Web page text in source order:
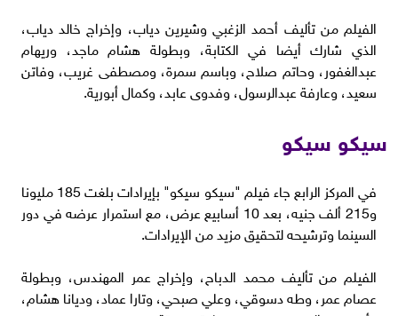
الفيلم من تأليف أحمد الزغبي وشيرين دياب، وإخراج خالد دياب،
الذي شارك أيضا في الكتابة، وبطولة هشام ماجد، وريهام
عبدالغفور، وحاتم صلاح، وباسم سمرة، ومصطفى غريب، وفاتن
سعيد، وعارفة عبدالرسول، وفدوى عابد، وكمال أبورية.
سيكو سيكو
في المركز الرابع جاء فيلم "سيكو سيكو" بإيرادات بلغت 185 مليونا
و215 ألف جنيه، بعد 10 أسابيع عرض، مع استمرار عرضه في دور
السينما وترشيحه لتحقيق مزيد من الإيرادات.
الفيلم من تأليف محمد الدباح، وإخراج عمر المهندس، وبطولة
عصام عمر، وطه دسوقي، وعلي صبحي، وتارا عماد، وديانا هشام،